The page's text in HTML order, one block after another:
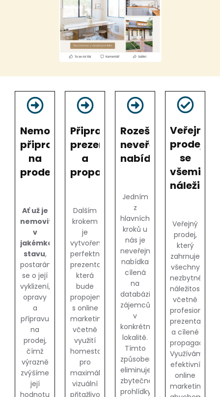
Nemovitost
připravíme
na
prodej
Ať už je
nemovitost
v
jakémkoliv
stavu,
postaráme
se o její
vyklizení,
opravy
a
přípravu
na
prodej,
čímž
výrazně
zvýšíme
její
hodnotu.
Připravíme
prezentace
a
propagace
Dalším
krokem
je
vytvoření
perfektní
prezentace,
která
bude
propojena
s online
marketingem,
včetně
využití
homestagingu
pro
maximální
vizuální
přitažlivost.
Rozešleme
neveřejnou
nabídku
Jedním
z
hlavních
kroků u
nás je
neveřejná
nabídka
cílená
na
databázi
zájemců
v
konkrétní
lokalitě.
Tímto
způsobem
eliminujeme
zbytečné
prohlídky
Veřejný
prodej
se
všemi
Veřejný
prodej,
který
zahrnuje
všechny
nezbytné
náležitosti,
včetně
profesionální
prezentace
a cílené
propagace.
Využíváme
efektivní
online
marketing,